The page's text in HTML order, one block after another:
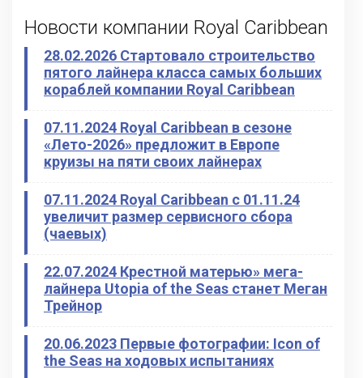
Новости компании Royal Caribbean
28.02.2026 Стартовало строительство
пятого лайнера класса самых больших
кораблей компании Royal Caribbean
07.11.2024 Royal Caribbean в сезоне
«Лето-2026» предложит в Европе
круизы на пяти своих лайнерах
07.11.2024 Royal Caribbean с 01.11.24
увеличит размер сервисного сбора
(чаевых)
22.07.2024 Крестной матерью» мега-
лайнера Utopia of the Seas станет Меган
Трейнор
20.06.2023 Первые фотографии: Icon of
the Seas на ходовых испытаниях